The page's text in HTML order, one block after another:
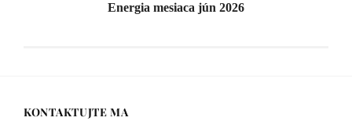
Energia mesiaca jún 2026
KONTAKTUJTE MA